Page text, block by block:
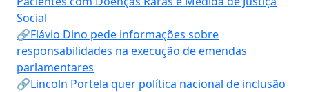
Social
🔗Flávio Dino pede informações sobre
responsabilidades na execução de emendas
parlamentares
🔗Lincoln Portela quer política nacional de inclusão